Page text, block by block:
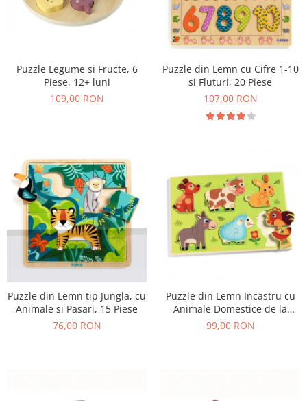
Puzzle Legume si Fructe, 6
Piese, 12+ luni
109,00 RON
Puzzle din Lemn cu Cifre 1-10
si Fluturi, 20 Piese
107,00 RON
Puzzle din Lemn tip Jungla, cu
Animale si Pasari, 15 Piese
76,00 RON
Puzzle din Lemn Incastru cu
Animale Domestice de la
Ferma, 12 Piese
99,00 RON